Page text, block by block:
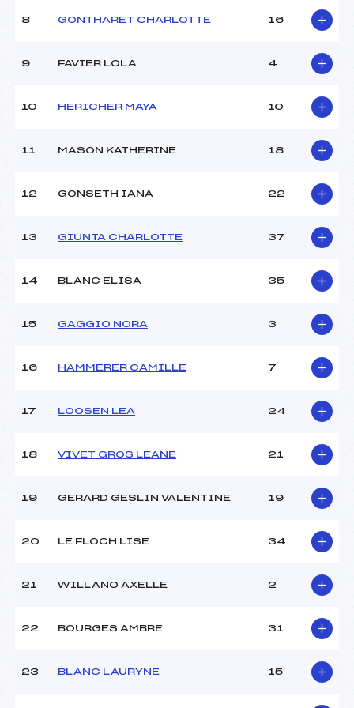
8 GONTHARET CHARLOTTE 16
9 FAVIER LOLA 4
10 HERICHER MAYA 10
11 MASON KATHERINE 18
12 GONSETH IANA 22
13 GIUNTA CHARLOTTE 37
14 BLANC ELISA 35
15 GAGGIO NORA 3
16 HAMMERER CAMILLE 7
17 LOOSEN LEA 24
18 VIVET GROS LEANE 21
19 GERARD GESLIN VALENTINE 19
20 LE FLOCH LISE 34
21 WILLANO AXELLE 2
22 BOURGES AMBRE 31
23 BLANC LAURYNE 15